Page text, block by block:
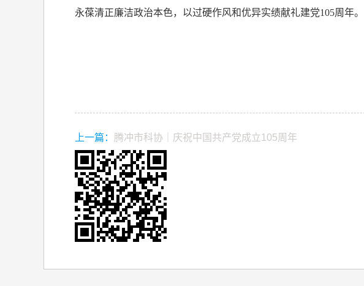
永葆清正廉洁政治本色，以过硬作风和优异实绩献礼建党105周年。
上一篇： 腾冲市科协｜庆祝中国共产党成立105周年